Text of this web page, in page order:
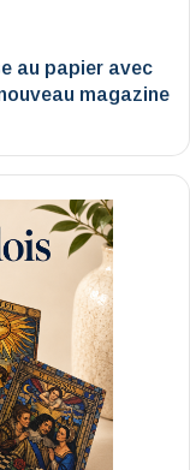
au papier avec
magazine